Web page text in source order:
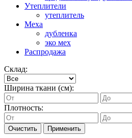
Утеплители
утеплитель
Меха
дубленка
эко мех
Распродажа
Склад:
Ширина ткани (см):
Плотность:
Очистить Применить